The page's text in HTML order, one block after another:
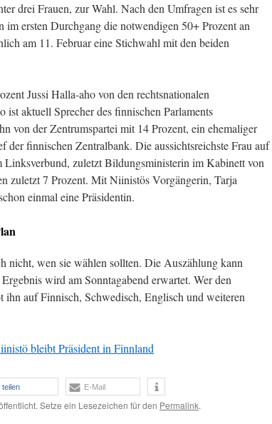
drei Frauen, zur Wahl. Nach den Umfragen ist es sehr
im ersten Durchgang die notwendigen 50+ Prozent an
am 11. Februar eine Stichwahl mit den beiden
Jussi Halla-aho von den rechtsnationalen
ist aktuell Sprecher des finnischen Parlaments
von der Zentrumspartei mit 14 Prozent, ein ehemaliger
finnischen Zentralbank. Die aussichtsreichste Frau auf
zuletzt Bildungsministerin im Kabinett von
zuletzt 7 Prozent. Mit Niinistös Vorgängerin, Tarja
einmal eine Präsidentin.
nicht, wen sie wählen sollten. Die Auszählung kann
wird am Sonntagabend erwartet. Wer den
ihn auf Finnisch, Schwedisch, Englisch und weiteren
bleibt Präsident in Finnland
teilen E-Mail
Setze ein Lesezeichen für den Permalink.